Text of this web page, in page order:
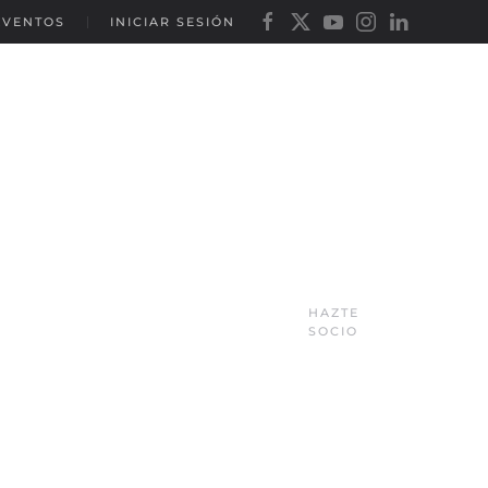
INICIAR SESIÓN
HAZTE
SOCIO